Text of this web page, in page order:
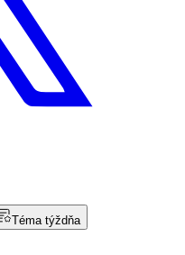
Téma týždňa